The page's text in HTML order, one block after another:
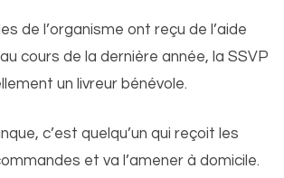
de l’organisme ont reçu de l’aide
cours de la dernière année, la SSVP
un livreur bénévole.
c’est quelqu’un qui reçoit les
et va l’amener à domicile.